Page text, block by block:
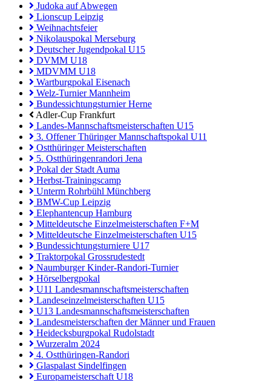
Judoka auf Abwegen
Lionscup Leipzig
Weihnachtsfeier
Nikolauspokal Merseburg
Deutscher Jugendpokal U15
DVMM U18
MDVMM U18
Wartburgpokal Eisenach
Welz-Turnier Mannheim
Bundessichtungsturnier Herne
Adler-Cup Frankfurt
Landes-Mannschaftsmeisterschaften U15
3. Offener Thüringer Mannschaftspokal U11
Ostthüringer Meisterschaften
5. Ostthüringenrandori Jena
Pokal der Stadt Auma
Herbst-Trainingscamp
Unterm Rohrbühl Münchberg
BMW-Cup Leipzig
Elephantencup Hamburg
Mitteldeutsche Einzelmeisterschaften F+M
Mitteldeutsche Einzelmeisterschaften U15
Bundessichtungsturniere U17
Traktorpokal Grossrudestedt
Naumburger Kinder-Randori-Turnier
Hörselbergpokal
U11 Landesmannschaftsmeisterschaften
Landeseinzelmeisterschaften U15
U13 Landesmannschaftsmeisterschaften
Landesmeisterschaften der Männer und Frauen
Heidecksburgpokal Rudolstadt
Wurzeralm 2024
4. Ostthüringen-Randori
Glaspalast Sindelfingen
Europameisterschaft U18